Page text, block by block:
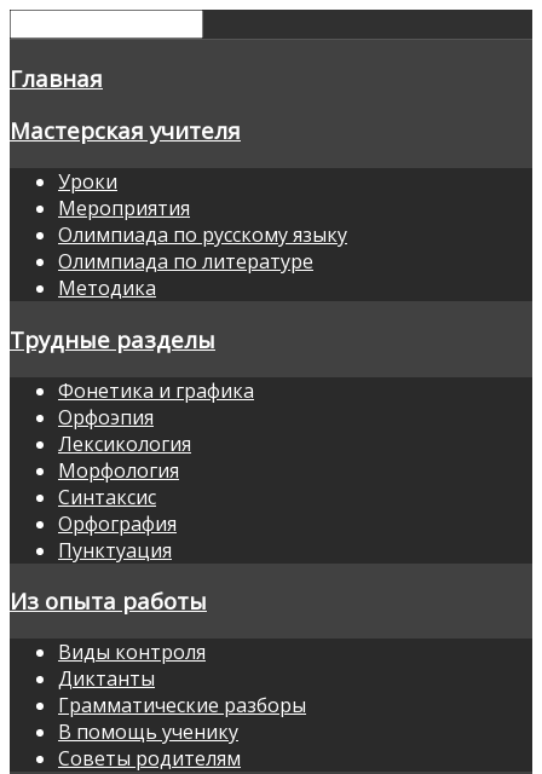
Главная
Мастерская учителя
Уроки
Мероприятия
Олимпиада по русскому языку
Олимпиада по литературе
Методика
Трудные разделы
Фонетика и графика
Орфоэпия
Лексикология
Морфология
Синтаксис
Орфография
Пунктуация
Из опыта работы
Виды контроля
Диктанты
Грамматические разборы
В помощь ученику
Советы родителям